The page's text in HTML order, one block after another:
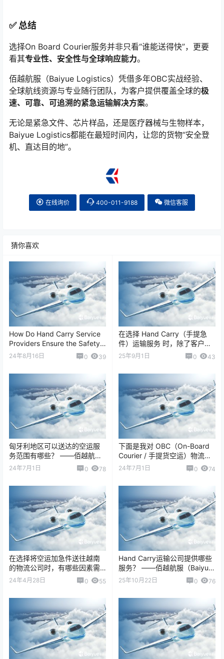
✅ 总结
选择On Board Courier服务并非只看“谁能送得快”，更要
看其专业性、安全性与全球响应能力。
佰越航服（Baiyue Logistics）凭借多年OBC实战经验、
全球航线资源与专业随行团队，为客户提供覆盖全球的极
速、可靠、可追溯的紧急运输解决方案。
无论是紧急文件、芯片样品，还是医疗器械与生物样本，
Baiyue Logistics都能在最短时间内，让您的货物“安全登
机、直达目的地”。
在线询价 400-011-9188 微信客服
猜你喜欢
How Do Hand Carry Service
Providers Ensure the Safety
and Se…
24年8月16日 0 39
在选择 Hand Carry（手提急
件）运输服务 时，除了客户直
观能看到的 机票、服务费、签
证费 等显性成本外，其实还
有…
25年9月1日 0 43
匈牙利地区可以送达的空运服
务范围有哪些？ ——佰越航服
（Baiyue Logistics）为您解…
24年7月1日 0 78
下面是我对 OBC（On-Board
Courier / 手提货空运）物流公
司未来业绩展望 的分析。这个
24年7月1日 0 74
在选择将空运加急件送往越南
的物流公司时，有哪些因素需
要考虑？ ——佰越航服
24年4月28日 0 55
Hand Carry运输公司提供哪些
服务？ ——佰越航服（Baiyue
Logistics）为您…
25年10月22日 0 76